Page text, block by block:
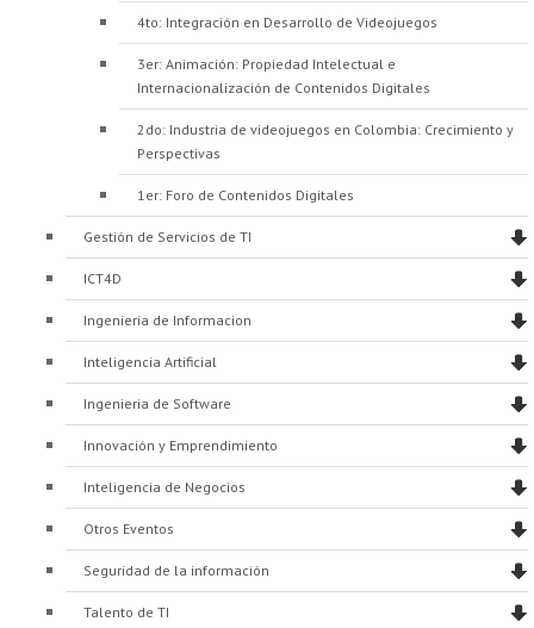
4to: Integración en Desarrollo de Videojuegos
3er: Animación: Propiedad Intelectual e
Internacionalización de Contenidos Digitales
2do: Industria de videojuegos en Colombia: Crecimiento y
Perspectivas
1er: Foro de Contenidos Digitales
Gestión de Servicios de TI
ICT4D
Ingenieria de Informacion
Inteligencia Artificial
Ingenieria de Software
Innovación y Emprendimiento
Inteligencia de Negocios
Otros Eventos
Seguridad de la información
Talento de TI